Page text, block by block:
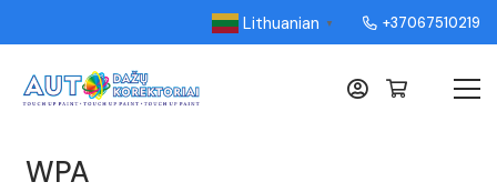
Lithuanian ▼ +37067510219
WPA